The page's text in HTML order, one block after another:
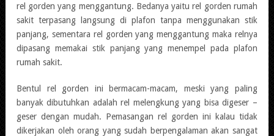
rel gorden yang menggantung. Bedanya yaitu rel gorden rumah
sakit terpasang langsung di plafon tanpa menggunakan stik
panjang, sementara rel gorden yang menggantung maka relnya
dipasang memakai stik panjang yang menempel pada plafon
rumah sakit.
Bentul rel gorden ini bermacam-macam, meski yang paling
banyak dibutuhkan adalah rel melengkung yang bisa digeser –
geser dengan mudah. Pemasangan rel gorden ini kalau tidak
dikerjakan oleh orang yang sudah berpengalaman akan sangat